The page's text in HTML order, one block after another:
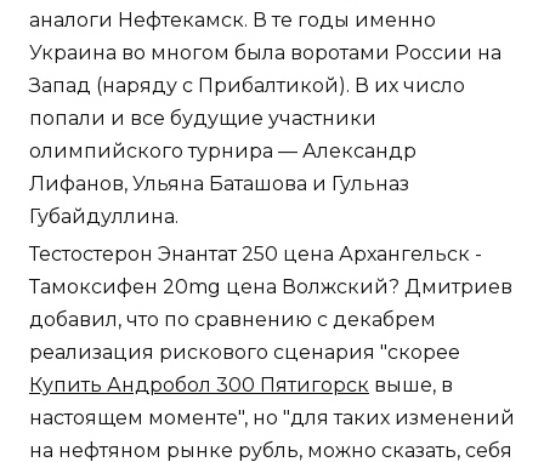
аналоги Нефтекамск. В те годы именно
Украина во многом была воротами России на
Запад (наряду с Прибалтикой). В их число
попали и все будущие участники
олимпийского турнира — Александр
Лифанов, Ульяна Баташова и Гульназ
Губайдуллина.
Тестостерон Энантат 250 цена Архангельск -
Тамоксифен 20mg цена Волжский? Дмитриев
добавил, что по сравнению с декабрем
реализация рискового сценария "скорее
Купить Андробол 300 Пятигорск выше, в
настоящем моменте", но "для таких изменений
на нефтяном рынке рубль, можно сказать, себя